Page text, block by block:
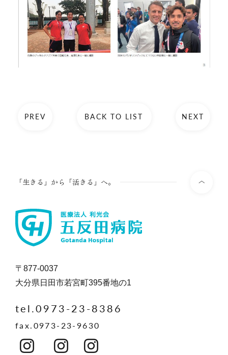
PREV BACK TO LIST NEXT
「生きる」から「活きる」へ。
〒877-0037
大分県日田市若宮町395番地の1
tel.0973-23-8386
fax.0973-23-9630